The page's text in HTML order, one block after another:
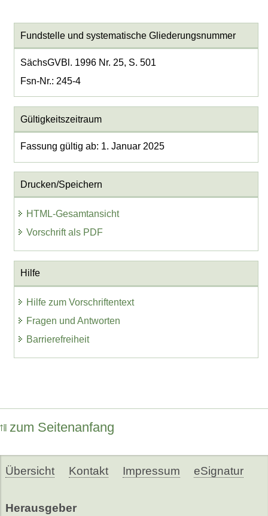
Fundstelle und systematische Gliederungsnummer
SächsGVBl. 1996 Nr. 25, S. 501
Fsn-Nr.: 245-4
Gültigkeitszeitraum
Fassung gültig ab: 1. Januar 2025
Drucken/Speichern
HTML-Gesamtansicht
Vorschrift als PDF
Hilfe
Hilfe zum Vorschriftentext
Fragen und Antworten
Barrierefreiheit
zum Seitenanfang
Übersicht Kontakt Impressum eSignatur
Herausgeber